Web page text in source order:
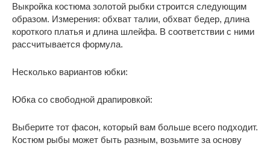
Выкройка костюма золотой рыбки строится следующим
образом. Измерения: обхват талии, обхват бедер, длина
короткого платья и длина шлейфа. В соответствии с ними
рассчитывается формула.
Несколько вариантов юбки:
Юбка со свободной драпировкой:
Выберите тот фасон, который вам больше всего подходит.
Костюм рыбы может быть разным, возьмите за основу